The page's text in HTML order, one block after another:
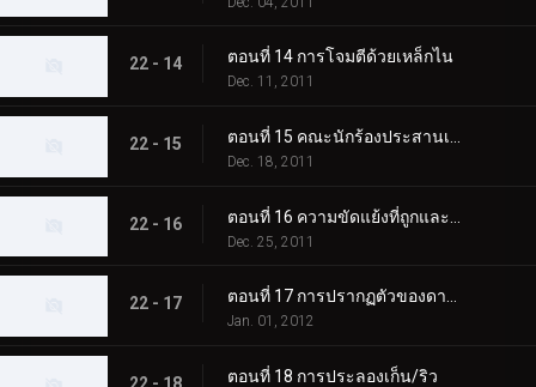
22 - 14 ตอนที่ 14 การโจมตีด้วยเหล็กไน
Dec. 11, 2011
22 - 15
Dec. 18, 2011
22 - 16
Dec. 25, 2011
22 - 17 ตอนที่ 17 การปรากฏตัวของดาวตก
Jan. 01, 2012
ตอนที่ 18 การประลองเก็น/ริว